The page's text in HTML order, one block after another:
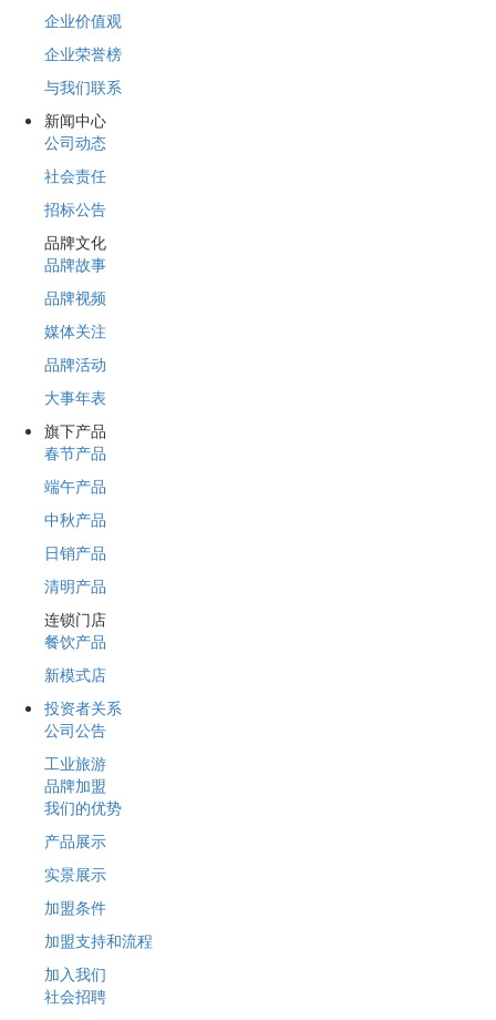
企业价值观
企业荣誉榜
与我们联系
新闻中心
公司动态
社会责任
招标公告
品牌文化
品牌故事
品牌视频
媒体关注
品牌活动
大事年表
旗下产品
春节产品
端午产品
中秋产品
日销产品
清明产品
连锁门店
餐饮产品
新模式店
投资者关系
公司公告
工业旅游
品牌加盟
我们的优势
产品展示
实景展示
加盟条件
加盟支持和流程
加入我们
社会招聘